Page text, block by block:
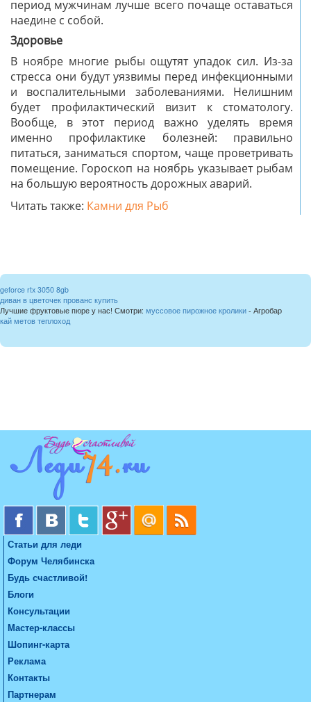
период мужчинам лучше всего почаще оставаться
наедине с собой.
Здоровье
В ноябре многие рыбы ощутят упадок сил. Из-за
стресса они будут уязвимы перед инфекционными
и воспалительными заболеваниями. Нелишним
будет профилактический визит к стоматологу.
Вообще, в этот период важно уделять время
именно профилактике болезней: правильно
питаться, заниматься спортом, чаще проветривать
помещение. Гороскоп на ноябрь указывает рыбам
на большую вероятность дорожных аварий.
Читать также: Камни для Рыб
geforce rtx 3050 8gb
диван в цветочек прованс купить
Лучшие фруктовые пюре у нас! Смотри: муссовое пирожное кролики - Агробар
кай метов теплоход
Статьи для леди
Форум Челябинска
Будь счастливой!
Блоги
Консультации
Мастер-классы
Шопинг-карта
Реклама
Контакты
Партнерам